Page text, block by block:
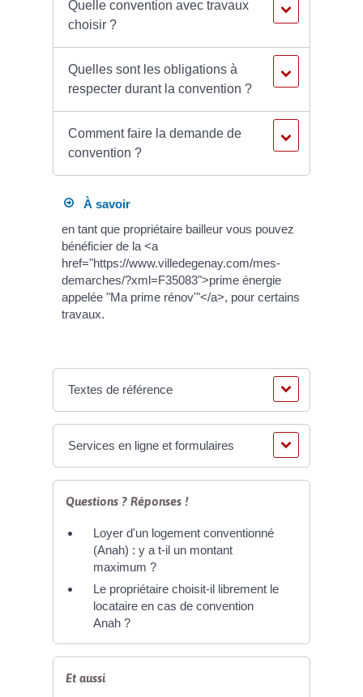
Quelle convention avec travaux
choisir ?
Quelles sont les obligations à
respecter durant la convention ?
Comment faire la demande de
convention ?
À savoir
en tant que propriétaire bailleur vous pouvez
bénéficier de la <a
href="https://www.villedegenay.com/mes-
demarches/?xml=F35083">prime énergie
appelée "Ma prime rénov'"</a>, pour certains
travaux.
Textes de référence
Services en ligne et formulaires
Questions ? Réponses !
Loyer d'un logement conventionné
(Anah) : y a t-il un montant
maximum ?
Le propriétaire choisit-il librement le
locataire en cas de convention
Anah ?
Et aussi